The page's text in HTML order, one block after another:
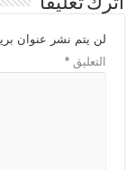
لن يتم نشر عنوان
التعليق*